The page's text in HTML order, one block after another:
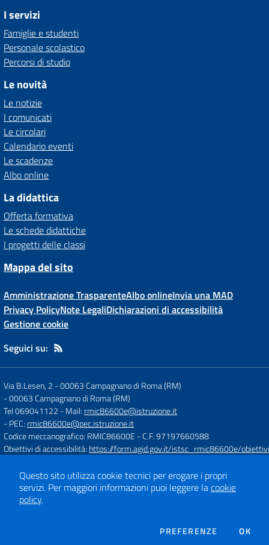
I servizi
Famiglie e studenti
Personale scolastico
Percorsi di studio
Le novità
Le notizie
I comunicati
Le circolari
Calendario eventi
Le scadenze
Albo online
La didattica
Offerta formativa
Le schede didattiche
I progetti delle classi
Mappa del sito
Amministrazione TrasparenteAlbo onlineInvia una MAD
Privacy PolicyNote LegaliDichiarazioni di accessibilità
Gestione cookie
Seguici su:
Via B.Lesen, 2 - 00063 Campagnano di Roma (RM)
-00063 Campagnano di Roma (RM)
Tel 069041122 - Mail: rmic86600e@istruzione.it
- PEC: rmic86600e@pec.istruzione.it
Codice meccanografico: RMIC86600E - C.F. 97197660588
Obiettivi di accessibilità: https://form.agid.gov.it/istsc_rmic86600e/obiettivi
Concept & Design by
Designers Italia
Sito web realizzato con CMS
Questo sito utilizza cookie tecnici per erogare i propri
servizi. Per maggiori informazioni puoi leggere lacookie
policy.
PREFERENZE DEI COOKIE
OK